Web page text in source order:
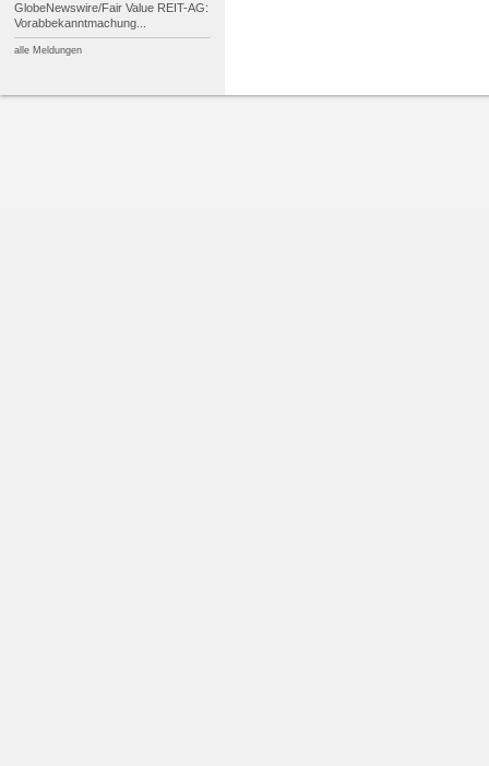
GlobeNewswire/Fair Value REIT-AG:
Vorabbekanntmachung...
alle Meldungen